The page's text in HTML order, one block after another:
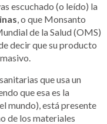
escuchado (o leído) la
, o que Monsanto
de la Salud (OMS)
decir que su producto
que usa un
que esa es la
mundo), está presente
de los materiales